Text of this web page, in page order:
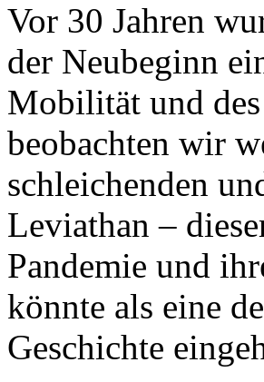
Vor 30 Jahren
der Neubeginn
Mobilität und
beobachten wir
schleichenden
Leviathan –
Pandemie und
könnte als eine
Geschichte